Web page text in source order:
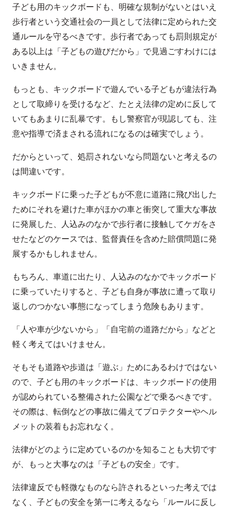
子ども用のキックボードも、明確な規制がないとはいえ
歩行者という交通社会の一員として法律に定められた交
通ルールを守るべきです。歩行者であっても罰則規定が
ある以上は「子どもの遊びだから」で見過ごすわけには
いきません。
もっとも、キックボードで遊んでいる子どもが違法行為
として取締りを受けるなど、たとえ法律の定めに反して
いてもあまりに乱暴です。もし警察官が現認しても、注
意や指導で済まされる流れになるのは確実でしょう。
だからといって、処罰されないなら問題ないと考えるの
は間違いです。
キックボードに乗った子どもが不意に道路に飛び出した
ためにそれを避けた車がほかの車と衝突して重大な事故
に発展した、人込みのなかで歩行者に接触してケガをさ
せたなどのケースでは、監督責任を含めた賠償問題に発
展するかもしれません。
もちろん、車道に出たり、人込みのなかでキックボード
に乗っていたりすると、子ども自身が事故に遭って取り
返しのつかない事態になってしまう危険もあります。
「人や車が少ないから」「自宅前の道路だから」などと
軽く考えてはいけません。
そもそも道路や歩道は「遊ぶ」ためにあるわけではない
ので、子ども用のキックボードは、キックボードの使用
が認められている整備された公園などで乗るべきです。
その際は、転倒などの事故に備えてプロテクターやヘル
メットの装着もお忘れなく。
法律がどのように定めているのかを知ることも大切です
が、もっと大事なのは「子どもの安全」です。
法律違反でも軽微なものなら許されるといった考えでは
なく、子どもの安全を第一に考えるなら「ルールに反し